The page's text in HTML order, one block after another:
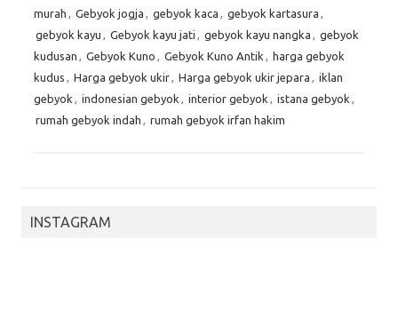
murah , Gebyok jogja , gebyok kaca , gebyok kartasura ,
gebyok kayu , Gebyok kayu jati , gebyok kayu nangka , gebyok
kudusan , Gebyok Kuno , Gebyok Kuno Antik , harga gebyok
kudus , Harga gebyok ukir, Harga gebyok ukir jepara , iklan
gebyok , indonesian gebyok , interior gebyok , istana gebyok ,
rumah gebyok indah , rumah gebyok irfan hakim
INSTAGRAM